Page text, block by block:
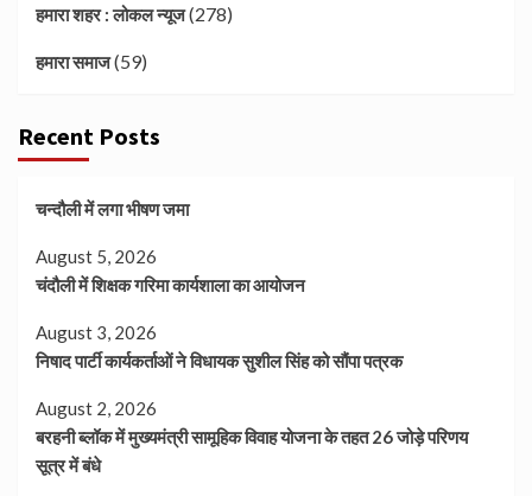
हमारा शहर : लोकल न्यूज(278)
हमारा समाज(59)
Recent Posts
चन्दौली में लगा भीषण जमा
August 5, 2026
चंदौली में शिक्षक गरिमा कार्यशाला का आयोजन
August 3, 2026
निषाद पार्टी कार्यकर्ताओं ने विधायक सुशील सिंह को सौंपा पत्रक
August 2, 2026
बरहनी ब्लॉक में मुख्यमंत्री सामूहिक विवाह योजना के तहत 26 जोड़े परिणय
सूत्र में बंधे